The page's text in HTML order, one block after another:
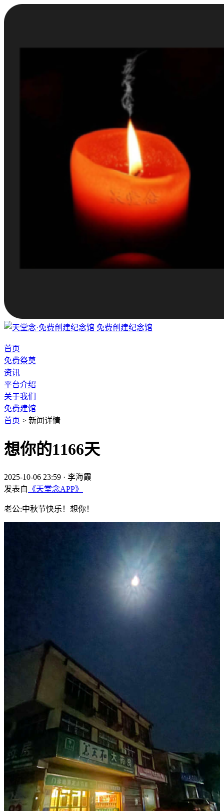
免费创建纪念馆
首页
免费祭奠
资讯
平台介绍
关于我们
免费建馆
首页 > 新闻详情
想你的1166天
2025-10-06 23:59 · 李海霞
发表自 《天堂念APP》
老公:中秋节快乐！想你！